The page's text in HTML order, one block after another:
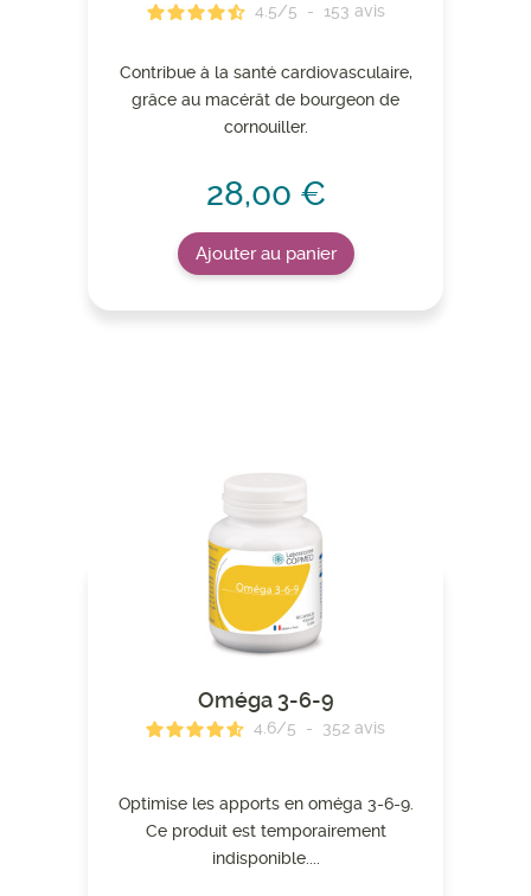
4.5/5 - 153 avis
Contribue à la santé cardiovasculaire,
grâce au macérât de bourgeon de
cornouiller.
28,00 €
Ajouter au panier
Oméga 3-6-9
4.6/5 - 352 avis
Optimise les apports en oméga 3-6-9.
Ce produit est temporairement
indisponible....